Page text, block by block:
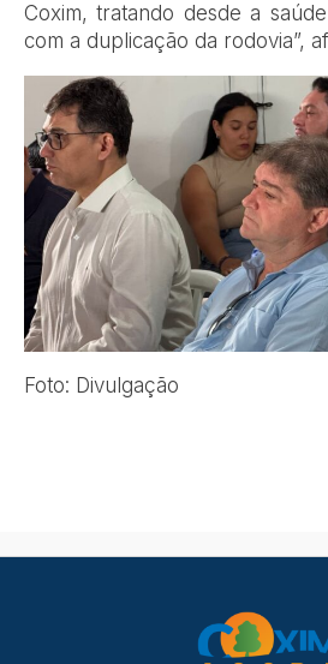
Coxim, tratando desde a
com a duplicação da rodovia”,
Foto: Divulgação